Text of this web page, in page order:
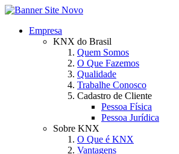
Empresa
KNX do Brasil
Quem Somos
O Que Fazemos
Qualidade
Trabalhe Conosco
Cadastro de Cliente
Pessoa Física
Pessoa Jurídica
Sobre KNX
O Que é KNX
Vantagens